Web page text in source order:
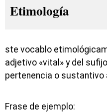
Etimología
ste vocablo
adjetivo «vital» y del
pertenencia o sustantivo
Frase de ejemplo: